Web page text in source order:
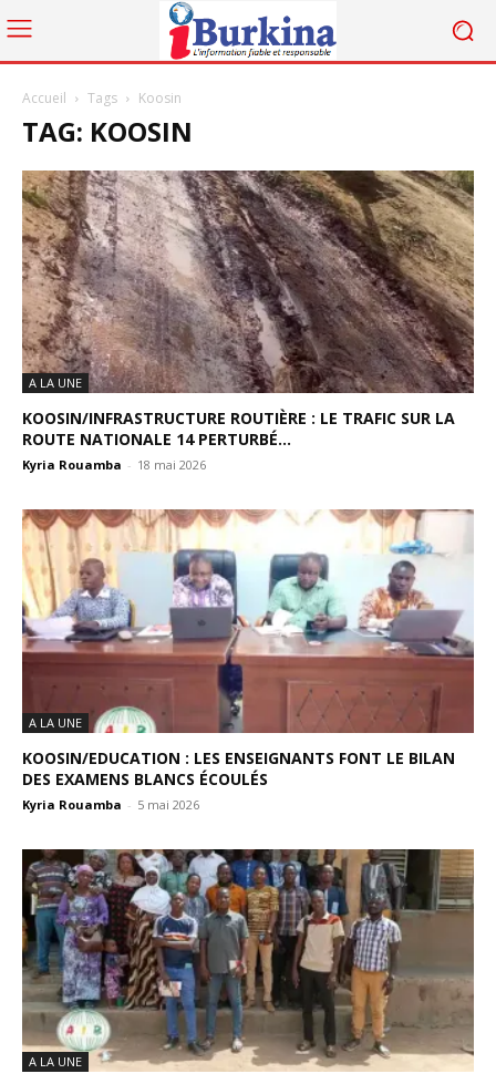
Accueil Tags Koosin
TAG: KOOSIN
A LA UNE
KOOSIN/INFRASTRUCTURE ROUTIÈRE : LE TRAFIC SUR LA
ROUTE NATIONALE 14 PERTURBÉ...
Kyria Rouamba - 18 mai 2026
A LA UNE
KOOSIN/EDUCATION : LES ENSEIGNANTS FONT LE BILAN
DES EXAMENS BLANCS ÉCOULÉS
Kyria Rouamba - 5 mai 2026
A LA UNE